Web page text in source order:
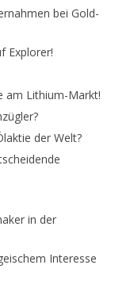
bei Gold-
Explorer!
am Lithium-Markt!
der Welt?
in der
Interesse